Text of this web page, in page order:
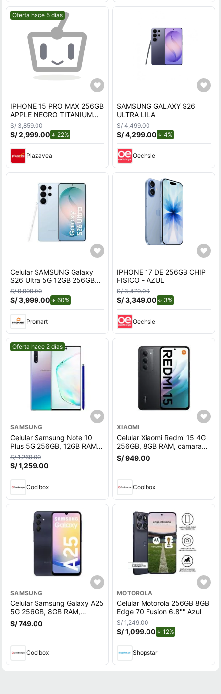
Mejor precio.
Oferta hace 5 días
IPHONE 15 PRO MAX 256GB
APPLE NEGRO TITANIUM
REACONDICIONADO
S/ 3,859.00
S/ 2,999.00 22%
Plazavea
SAMSUNG GALAXY S26
ULTRA LILA
S/ 4,499.00
S/ 4,299.00 4%de descuento.
Oechsle
Celular SAMSUNG Galaxy
S26 Ultra 5G 12GB 256GB
Azul
S/ 9,999.00
S/ 3,999.00 60%
Promart
IPHONE 17 DE 256GB CHIP
FISICO - AZUL
S/ 3,479.00
S/ 3,349.00 3%de descuento.
Oechsle
Mejor precio.
Oferta hace 2 días
SAMSUNG
Celular Samsung Note 10
Plus 5G 256GB, 12GB RAM,
cámara trasera 12MP, frontal
10MP, 6.8"", AuroraGlow
S/ 1,269.00
S/ 1,259.00
Coolbox
XIAOMI
Celular Xiaomi Redmi 15 4G
256GB, 8GB RAM, cámara
trasera 50 MP y frontal 8MP,
6.9"", negro
S/ 949.00
Coolbox
SAMSUNG
Celular Samsung Galaxy A25
5G 256GB, 8GB RAM,
cámara trasera 50MP y
frontal 13MP, 6.5"", negro
S/ 749.00
Coolbox
MOTOROLA
Celular Motorola 256GB 8GB
Edge 70 Fusion 6.8"" Azul
S/ 1,249.00
S/ 1,099.00 12%de descuento.
Shopstar